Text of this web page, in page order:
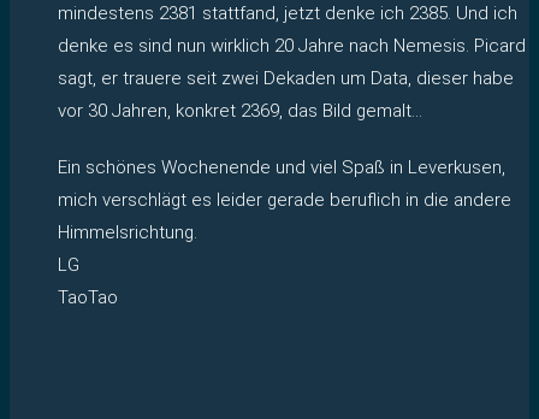
mindestens 2381 stattfand, jetzt denke ich 2385. Und ich
denke es sind nun wirklich 20 Jahre nach Nemesis. Picard
sagt, er trauere seit zwei Dekaden um Data, dieser habe
vor 30 Jahren, konkret 2369, das Bild gemalt…
Ein schönes Wochenende und viel Spaß in Leverkusen,
mich verschlägt es leider gerade beruflich in die andere
Himmelsrichtung.
LG
TaoTao